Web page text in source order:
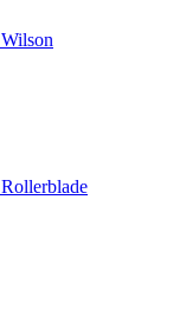
Wilson
Rollerblade